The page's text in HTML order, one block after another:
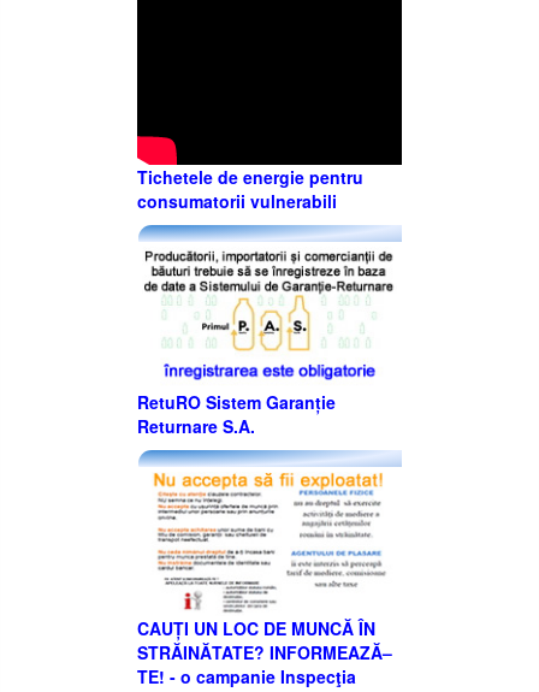
Tichetele de energie pentru
consumatorii vulnerabili
RetuRO Sistem Garanție
Returnare S.A.
CAUȚI UN LOC DE MUNCĂ ÎN
STRĂINĂTATE? INFORMEAZĂ–
TE! - o campanie Inspecţia